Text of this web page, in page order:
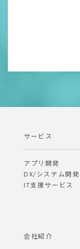
サービス
アプリ開発
DX/システム開発
IT支援サービス
会社紹介